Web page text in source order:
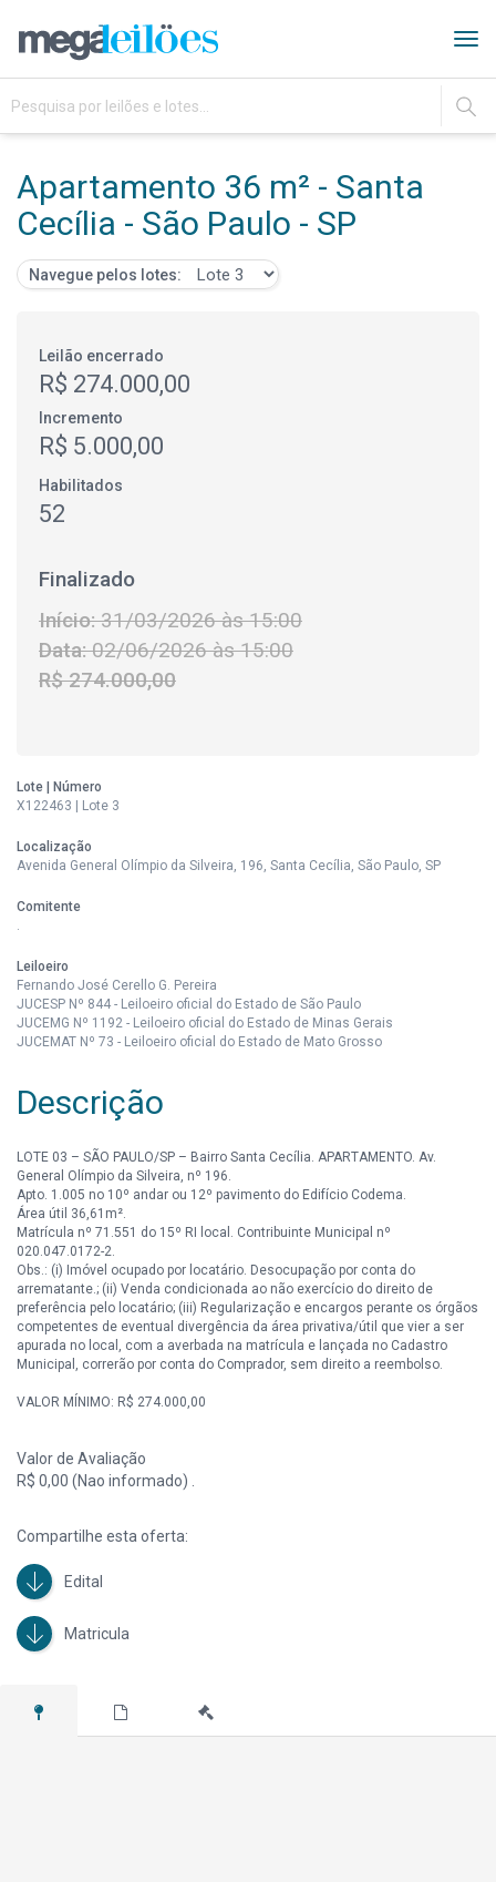
IR
Apartamento 36 m² - Santa
Cecília - São Paulo - SP
Navegue pelos lotes:
Leilão encerrado
R$ 274.000,00
Incremento
R$ 5.000,00
Habilitados
52
Finalizado
Início:31/03/2026 às 15:00
Data:02/06/2026 às 15:00
R$ 274.000,00
Lote | Número
X122463 | Lote 3
Localização
Avenida General Olímpio da Silveira, 196, Santa Cecília, São Paulo, SP
Comitente
.
Leiloeiro
Fernando José Cerello G. Pereira
JUCESP Nº 844 - Leiloeiro oficial do Estado de São Paulo
JUCEMG Nº 1192 - Leiloeiro oficial do Estado de Minas Gerais
JUCEMAT Nº 73 - Leiloeiro oficial do Estado de Mato Grosso
Descrição
LOTE 03 – SÃO PAULO/SP – Bairro Santa Cecília. APARTAMENTO. Av.
General Olímpio da Silveira, nº 196.
Apto. 1.005 no 10º andar ou 12º pavimento do Edifício Codema.
Área útil 36,61m².
Matrícula nº 71.551 do 15º RI local. Contribuinte Municipal nº
020.047.0172-2.
Obs.: (i) Imóvel ocupado por locatário. Desocupação por conta do
arrematante.; (ii) Venda condicionada ao não exercício do direito de
preferência pelo locatário; (iii) Regularização e encargos perante os órgãos
competentes de eventual divergência da área privativa/útil que vier a ser
apurada no local, com a averbada na matrícula e lançada no Cadastro
Municipal, correrão por conta do Comprador, sem direito a reembolso.
VALOR MÍNIMO: R$ 274.000,00
Valor de Avaliação
R$ 0,00 (Nao informado) .
Compartilhe esta oferta:
Edital
Matricula